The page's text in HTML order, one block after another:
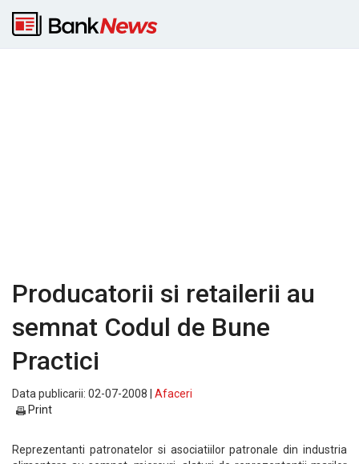
Producatorii si retailerii au
semnat Codul de Bune
Practici
Data publicarii: 02-07-2008 | Afaceri
Print
Reprezentanti patronatelor si asociatiilor patronale din industria